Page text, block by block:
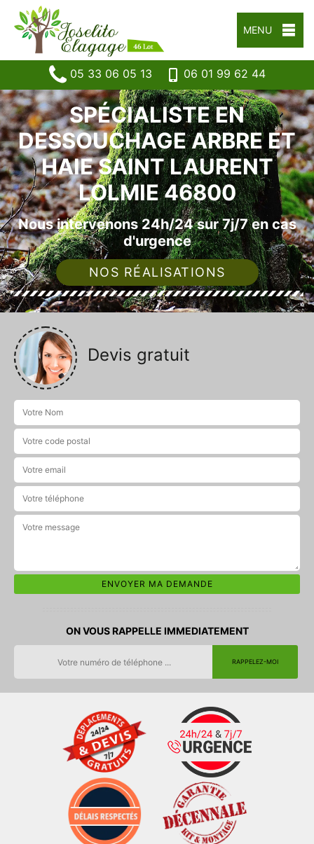
MENU
05 33 06 05 13 06 01 99 62 44
SPÉCIALISTE EN
DESSOUCHAGE ARBRE ET
HAIE SAINT LAURENT
LOLMIE 46800
Nous intervenons 24h/24 sur 7j/7 en cas
d'urgence
NOS RÉALISATIONS
Devis gratuit
ON VOUS RAPPELLE IMMEDIATEMENT